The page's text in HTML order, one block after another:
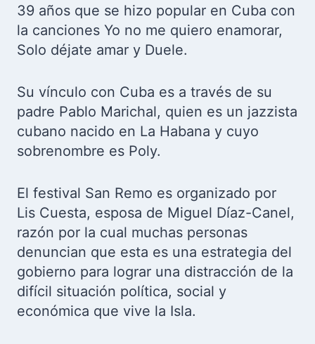
39 años que se hizo popular en Cuba con
la canciones Yo no me quiero enamorar,
Solo déjate amar y Duele.
Su vínculo con Cuba es a través de su
padre Pablo Marichal, quien es un jazzista
cubano nacido en La Habana y cuyo
sobrenombre es Poly.
El festival San Remo es organizado por
Lis Cuesta, esposa de Miguel Díaz-Canel,
razón por la cual muchas personas
denuncian que esta es una estrategia del
gobierno para lograr una distracción de la
difícil situación política, social y
económica que vive la Isla.